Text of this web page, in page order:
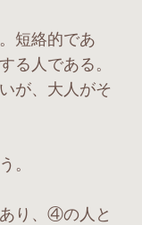
短絡的であ
る人である。
が、大人がそ
。
り、④の人と